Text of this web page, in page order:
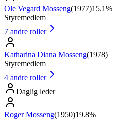
Ole Vegard Mosseng(1977)15.1%
Styremedlem
7 andre roller
Katharina Diana Mosseng(1978)
Styremedlem
4 andre roller
Daglig leder
Roger Mosseng(1950)19.8%